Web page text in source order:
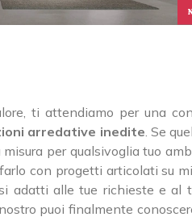
ti attendiamo per una
arredative inedite . Se
per qualsivoglia tuo
con progetti articolati su
adatti alle tue richieste e al
puoi finalmente